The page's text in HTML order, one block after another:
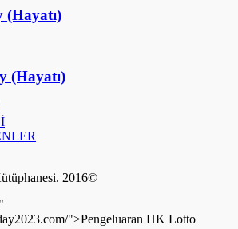
(Hayatı)
(Hayatı)
2016©
">Pengeluaran HK Lotto